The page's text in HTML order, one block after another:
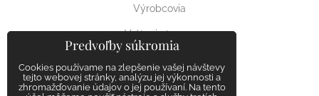
Výrobcovia
Vrátenie tovaru
Predvoľby súkromia
Cookies používame na zlepšenie vašej návštevy
tejto webovej stránky, analýzu jej výkonnosti a
zhromažďovanie údajov o jej používaní. Na tento